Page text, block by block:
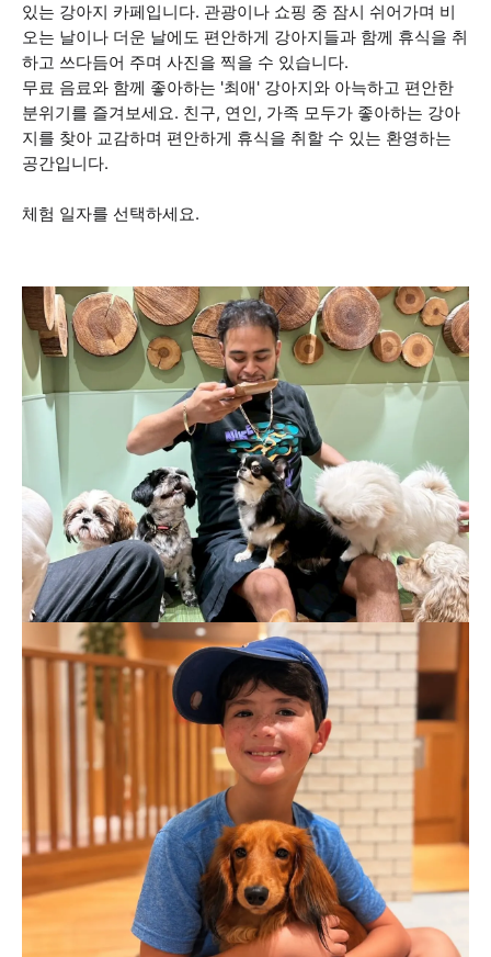
있는 강아지 카페입니다. 관광이나 쇼핑 중 잠시 쉬어가며 비
오는 날이나 더운 날에도 편안하게 강아지들과 함께 휴식을 취
하고 쓰다듬어 주며 사진을 찍을 수 있습니다.
무료 음료와 함께 좋아하는 '최애' 강아지와 아늑하고 편안한
분위기를 즐겨보세요. 친구, 연인, 가족 모두가 좋아하는 강아
지를 찾아 교감하며 편안하게 휴식을 취할 수 있는 환영하는
공간입니다.
체험 일자를 선택하세요.